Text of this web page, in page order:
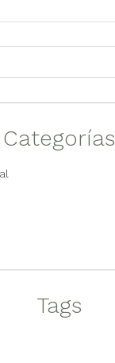
Categorías
Tags